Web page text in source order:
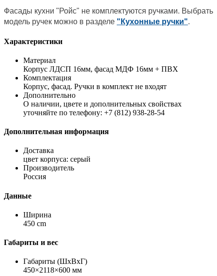
Фасады кухни "Ройс" не комплектуются ручками. Выбрать
модель ручек можно в разделе "Кухонные ручки".
Характеристики
Материал
Корпус ЛДСП 16мм, фасад МДФ 16мм + ПВХ
Комплектация
Корпус, фасад. Ручки в комплект не входят
Дополнительно
О наличии, цвете и дополнительных свойствах
уточняйте по телефону: +7 (812) 938-28-54
Дополнительная информация
Доставка
цвет корпуса: серый
Производитель
Россия
Данные
Ширина
450 cm
Габариты и вес
Габариты (ШхВхГ)
450×2118×600 мм